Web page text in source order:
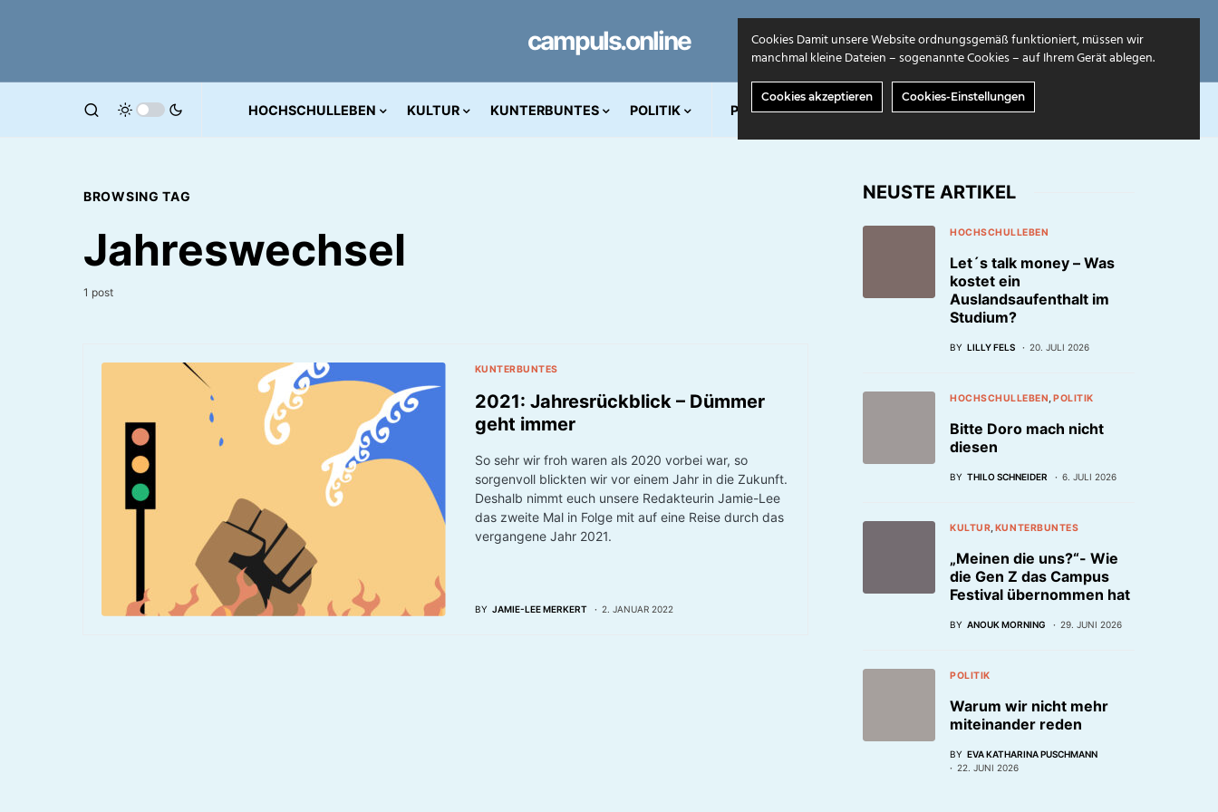
campuls.online
HOCHSCHULLEBEN KULTUR KUNTERBUNTES POLITIK PRINT AUSGABEN ÜBER UNS
BROWSING TAG
Jahreswechsel
1 post
KUNTERBUNTES
2021: Jahresrückblick – Dümmer
geht immer
So sehr wir froh waren als 2020 vorbei war, so
sorgenvoll blickten wir vor einem Jahr in die Zukunft.
Deshalb nimmt euch unsere Redakteurin Jamie-Lee
das zweite Mal in Folge mit auf eine Reise durch das
vergangene Jahr 2021.
BY JAMIE-LEE MERKERT 2. JANUAR 2022
NEUSTE ARTIKEL
HOCHSCHULLEBEN
Let´s talk money – Was
kostet ein
Auslandsaufenthalt im
Studium?
BY LILLY FELS 20. JULI 2026
HOCHSCHULLEBEN POLITIK
Bitte Doro mach nicht
diesen
BY THILO SCHNEIDER 6. JULI 2026
KULTUR KUNTERBUNTES
„Meinen die uns?“- Wie
die Gen Z das Campus
Festival übernommen hat
BY ANOUK MORNING 29. JUNI 2026
POLITIK
Warum wir nicht mehr
miteinander reden
BY EVA KATHARINA PUSCHMANN
22. JUNI 2026
Cookies Damit unsere Website ordnungsgemäß funktioniert, müssen wir
manchmal kleine Dateien – sogenannte Cookies – auf Ihrem Gerät ablegen.
Cookies akzeptieren Cookies-Einstellungen